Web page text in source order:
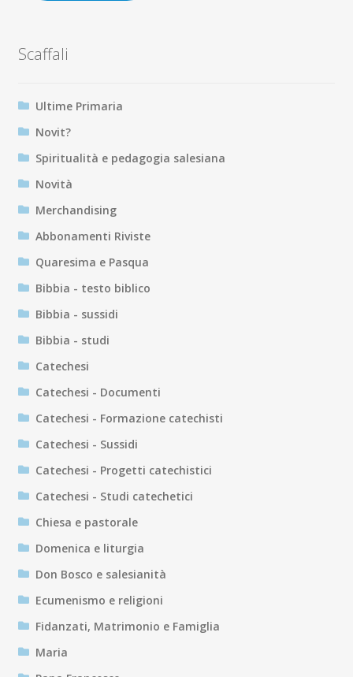
Scaffali
Ultime Primaria
Novit?
Spiritualità e pedagogia salesiana
Novità
Merchandising
Abbonamenti Riviste
Quaresima e Pasqua
Bibbia - testo biblico
Bibbia - sussidi
Bibbia - studi
Catechesi
Catechesi - Documenti
Catechesi - Formazione catechisti
Catechesi - Sussidi
Catechesi - Progetti catechistici
Catechesi - Studi catechetici
Chiesa e pastorale
Domenica e liturgia
Don Bosco e salesianità
Ecumenismo e religioni
Fidanzati, Matrimonio e Famiglia
Maria